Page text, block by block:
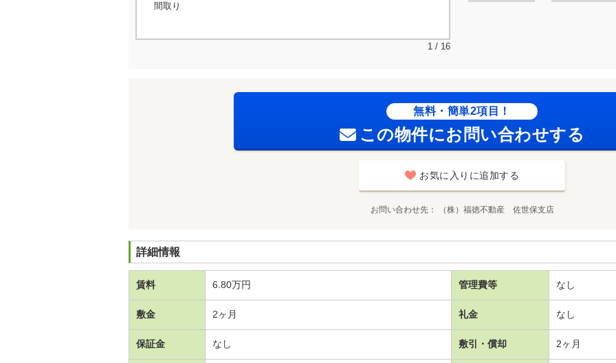
間取り
1 / 16
無料・簡単2項目！
この物件にお問い合わせする
お気に入りに追加する
お問い合わせ先 （株）福徳不動産 佐世保支店
詳細情報
賃料 6.80万円 管理費等 なし
敷金 2ヶ月 礼金 なし
保証金 なし 敷引・償却 2ヶ月